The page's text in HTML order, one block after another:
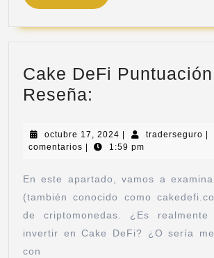
Cake DeFi
Reseña:
octubre 17, 2024 traderseguro
comentarios
1:59 pm
En este apartado, vamos a
(también conocido como
de criptomonedas. ¿Es realmente
invertir en Cake DeFi? ¿O sería
con